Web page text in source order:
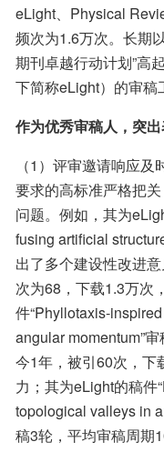
eLight、Physical
频次为1.6万次。长期
期刊卓越行动计划”高
下简称eLight）的审稿
作为优秀审稿人，突出
（1）评审邀请响应
要求的高标准严格把
问题。例如，其为
fusing artificial
出了多个建设性改进
次为68，下载1.3万次
件“Phyllotaxis-
angular momentum”
今1年，被引60次，下
力；其为eLight的稿件
topological valleys in
稿3轮，平均审稿周期